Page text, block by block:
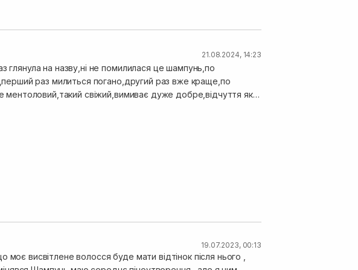
21.08.2024, 14:23
на назву,ні не помилилася це шампунь,по
раз милиться погано,другий раз вже краще,по
ментоловий,такий свіжий,вимиває дуже добре,відчуття як
вже сухе,то відчувається що воно стало більш
мене блонд,тому зняла одну зірочку,а так шампунь
19.07.2023, 00:13
висвітлене волосся буде мати відтінок після нього ,